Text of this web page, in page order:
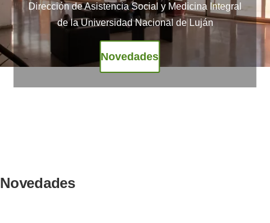
Dirección de Asistencia Social y Medicina Integral
de la Universidad Nacional de Luján
Novedades
Novedades